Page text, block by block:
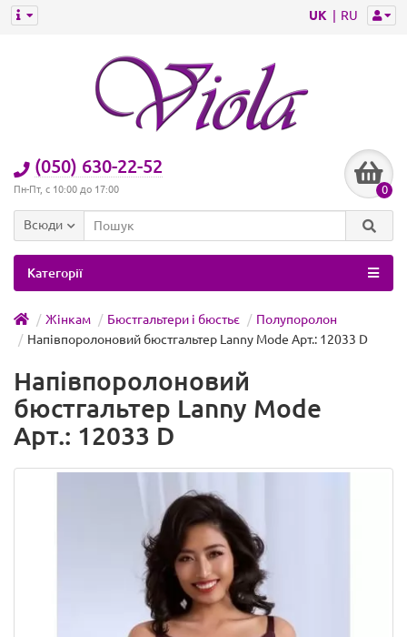
UK RU
(050) 630-22-52
Пн-Пт, с 10:00 до 17:00 0
Всюди
Категорії
Жінкам Бюстгальтери і бюстьє
Полупоролон
Напівпоролоновий бюстгальтер Lanny Mode Арт.: 12033 D
Напівпоролоновий
бюстгальтер Lanny Mode
Арт.: 12033 D